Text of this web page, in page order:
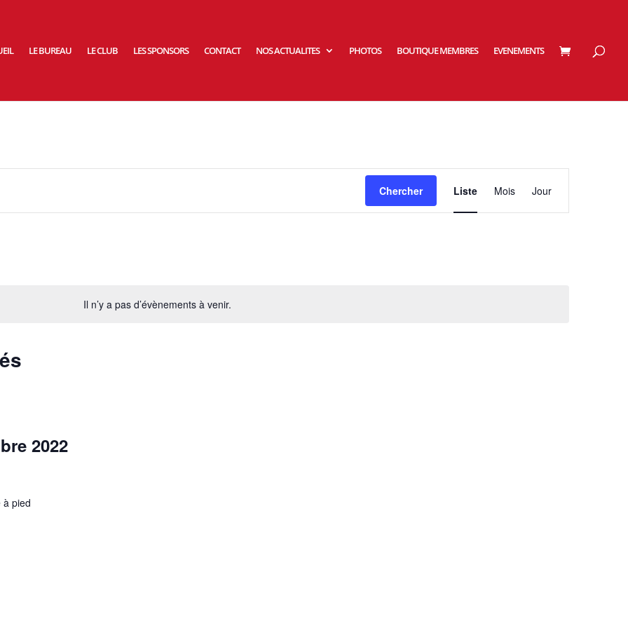
LE BUREAU LE CLUB LES SPONSORS CONTACT NOS ACTUALITES PHOTOS BOUTIQUE MEMBRES EVENEMENTS
Il n’y a pas d’évènements à venir.
Chercher
Navigation
de
vues
Liste Mois Jour
2022
à pied